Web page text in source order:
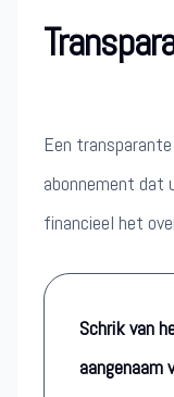
Een
abonnement dat
financieel het
Schrik van
aangenaam